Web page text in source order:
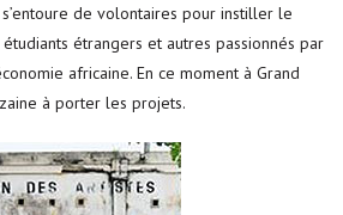
s’entoure de volontaires pour instiller le
étrangers et autres passionnés par
africaine. En ce moment à Grand
à porter les projets.